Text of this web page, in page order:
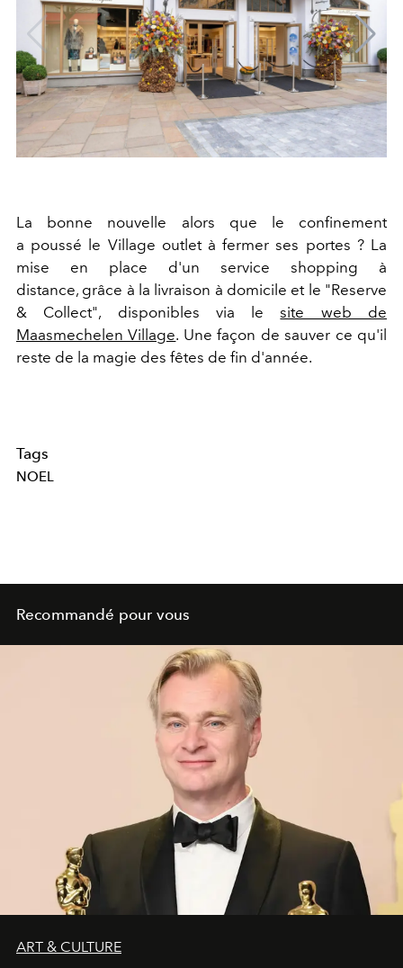
La bonne nouvelle alors que le confinement
a poussé le Village outlet à fermer ses portes ? La
mise en place d'un service shopping à
distance, grâce à la livraison à domicile et le "Reserve
& Collect", disponibles via lesite web de
Maasmechelen Village. Une façon de sauver ce qu'il
reste de la magie des fêtes de fin d'année.
Tags
NOEL
Recommandé pour vous
ART & CULTURE